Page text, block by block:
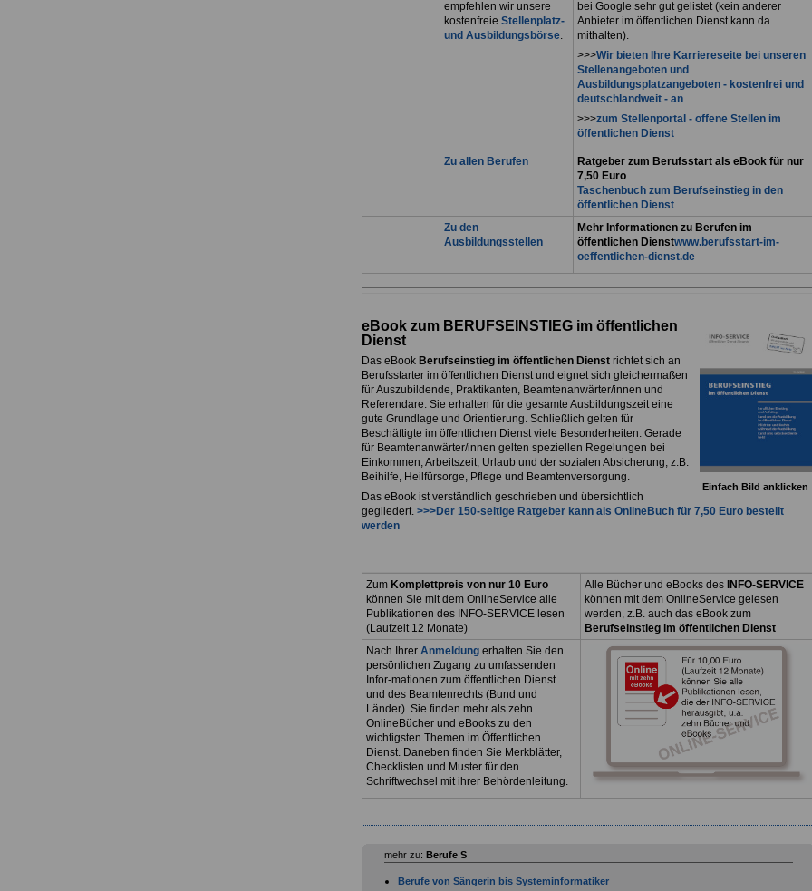
empfehlen wir unsere
kostenfreie Stellenplatz-
und Ausbildungsbörse.
bei Google sehr gut gelistet (kein anderer
Anbieter im öffentlichen Dienst kann da
mithalten).
>>>Wir bieten Ihre Karriereseite bei unseren
Stellenangeboten und
Ausbildungsplatzangeboten - kostenfrei und
deutschlandweit - an
>>>zum Stellenportal - offene Stellen im
öffentlichen Dienst
Zu allen Berufen
Ratgeber zum Berufsstart als eBook für nur
7,50 Euro
Taschenbuch zum Berufseinstieg in den
öffentlichen Dienst
Zu den
Ausbildungsstellen
Mehr Informationen zu Berufen im
öffentlichen Dienstwww.berufsstart-im-
oeffentlichen-dienst.de
Einfach Bild anklicken
eBook zum BERUFSEINSTIEG im öffentlichen
Dienst
Das eBook Berufseinstieg im öffentlichen Dienst richtet sich an
Berufsstarter im öffentlichen Dienst und eignet sich gleichermaßen
für Auszubildende, Praktikanten, Beamtenanwärter/innen und
Referendare. Sie erhalten für die gesamte Ausbildungszeit eine
gute Grundlage und Orientierung. Schließlich gelten für
Beschäftigte im öffentlichen Dienst viele Besonderheiten. Gerade
für Beamtenanwärter/innen gelten speziellen Regelungen bei
Einkommen, Arbeitszeit, Urlaub und der sozialen Absicherung, z.B.
Beihilfe, Heilfürsorge, Pflege und Beamtenversorgung.
Das eBook ist verständlich geschrieben und übersichtlich
gegliedert. >>>Der 150-seitige Ratgeber kann als OnlineBuchfür 7,50 Euro bestellt
werden
Zum Komplettpreis von nur 10 Euro
können Sie mit dem OnlineService alle
Publikationen des INFO-SERVICE lesen
(Laufzeit 12 Monate)
Alle Bücher und eBooks des INFO-SERVICE
können mit dem OnlineService gelesen
werden, z.B. auch das eBook zum
Berufseinstieg im öffentlichen Dienst
Nach Ihrer Anmeldungerhalten Sie den
persönlichen Zugang zu umfassenden
Infor-mationen zum öffentlichen Dienst
und des Beamtenrechts (Bund und
Länder). Sie finden mehr als zehn
OnlineBücher und eBooks zu den
wichtigsten Themen im Öffentlichen
Dienst. Daneben finden Sie Merkblätter,
Checklisten und Muster für den
Schriftwechsel mit ihrer Behördenleitung.
mehr zu: Berufe S
Berufe von Sängerin bis Systeminformatiker